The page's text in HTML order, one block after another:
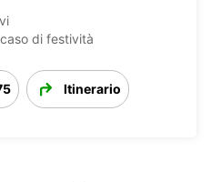
di festività
Itinerario